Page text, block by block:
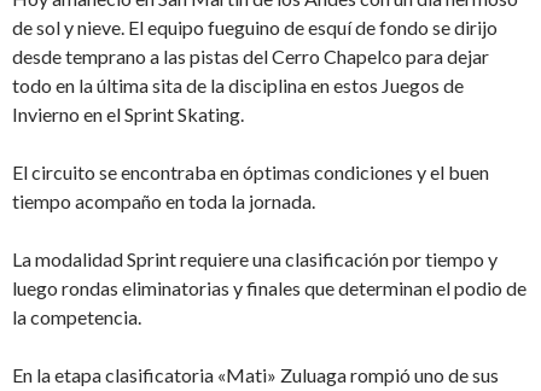
de sol y nieve. El equipo fueguino de esquí de fondo se dirijo
desde temprano a las pistas del Cerro Chapelco para dejar
todo en la última sita de la disciplina en estos Juegos de
Invierno en el Sprint Skating.
El circuito se encontraba en óptimas condiciones y el buen
tiempo acompaño en toda la jornada.
La modalidad Sprint requiere una clasificación por tiempo y
luego rondas eliminatorias y finales que determinan el podio de
la competencia.
En la etapa clasificatoria «Mati» Zuluaga rompió uno de sus